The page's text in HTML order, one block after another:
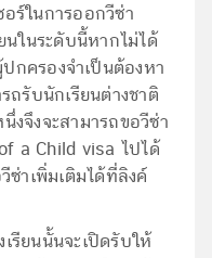
ร์ในการออกวีซ่า
นในระดับนี้หากไม่ได้
กครองจำเป็นต้องหา
ถรับนักเรียนต่างชาติ
งจึงจะสามารถขอวีซ่า
a Child visa ไปได้
าเพิ่มเติมได้ที่ลิงค์
รียนนั้นจะเปิดรับให้